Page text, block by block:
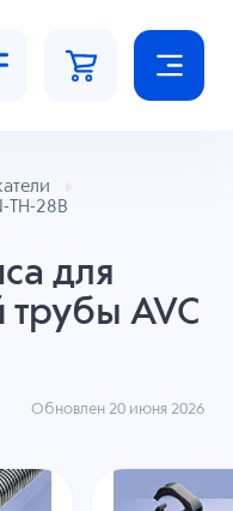
TH-28B
для
AVC
Обновлен 20 июня 2026